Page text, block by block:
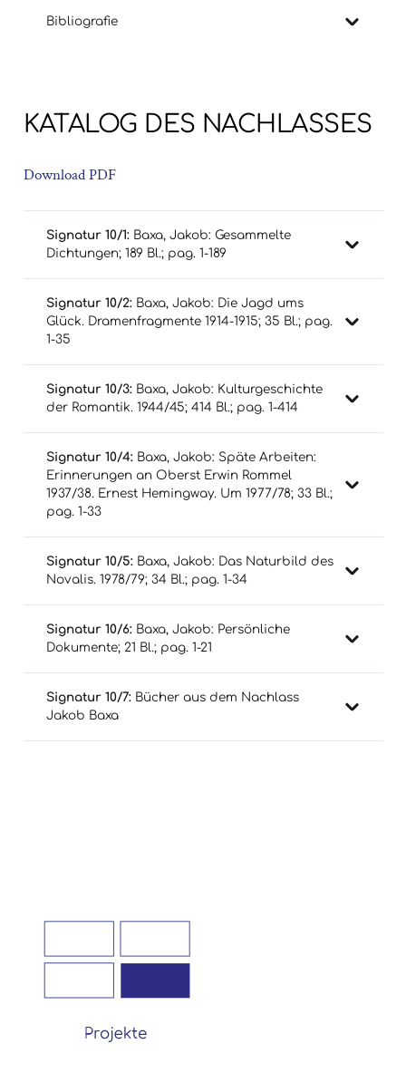
Bibliografie
KATALOG DES NACHLASSES
Download PDF
Signatur 10/1: Baxa, Jakob: Gesammelte
Dichtungen; 189 Bl.; pag. 1-189
Signatur 10/2: Baxa, Jakob: Die Jagd ums
Glück. Dramenfragmente 1914-1915; 35 Bl.; pag.
1-35
Signatur 10/3: Baxa, Jakob: Kulturgeschichte
der Romantik. 1944/45; 414 Bl.; pag. 1-414
Signatur 10/4: Baxa, Jakob: Späte Arbeiten:
Erinnerungen an Oberst Erwin Rommel
1937/38. Ernest Hemingway. Um 1977/78; 33 Bl.;
pag. 1-33
Signatur 10/5: Baxa, Jakob: Das Naturbild des
Novalis. 1978/79; 34 Bl.; pag. 1-34
Signatur 10/6: Baxa, Jakob: Persönliche
Dokumente; 21 Bl.; pag. 1-21
Signatur 10/7: Bücher aus dem Nachlass
Jakob Baxa